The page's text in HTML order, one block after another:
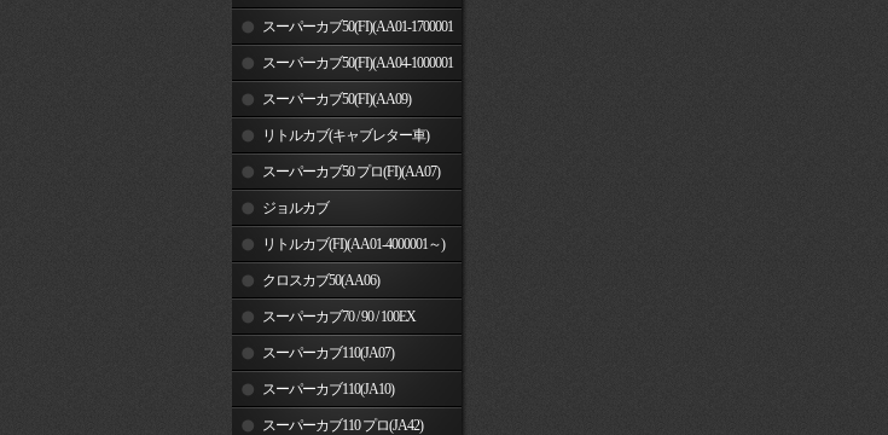
スーパーカブ50(FI)(AA01-1700001
～) スーパーカブ50(FI)(AA04-1000001
～) スーパーカブ50(FI)(AA09)
リトルカブ(キャブレター車)
スーパーカブ50 プロ(FI)(AA07)
ジョルカブ
リトルカブ(FI)(AA01-4000001～)
クロスカブ50(AA06)
スーパーカブ70 / 90 / 100EX
スーパーカブ110(JA07)
スーパーカブ110(JA10)
スーパーカブ110 プロ(JA42)